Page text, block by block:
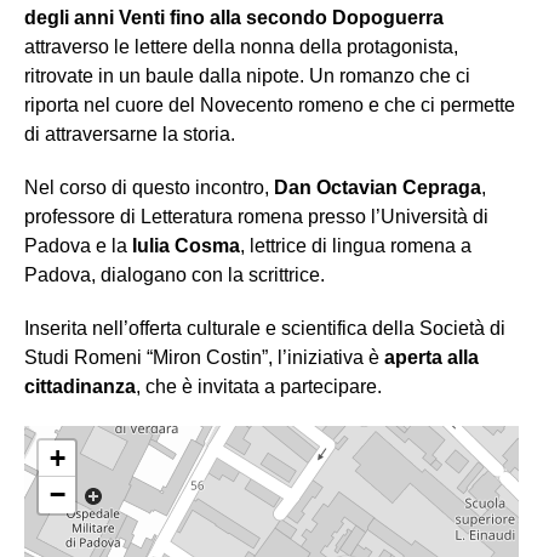
degli anni Venti fino alla secondo Dopoguerra
attraverso le lettere della nonna della protagonista,
ritrovate in un baule dalla nipote. Un romanzo che ci
riporta nel cuore del Novecento romeno e che ci permette
di attraversarne la storia.
Nel corso di questo incontro, Dan Octavian Cepraga,
professore di Letteratura romena presso l’Università di
Padova e la Iulia Cosma, lettrice di lingua romena a
Padova, dialogano con la scrittrice.
Inserita nell’offerta culturale e scientifica della Società di
Studi Romeni “Miron Costin”, l’iniziativa è aperta alla
cittadinanza, che è invitata a partecipare.
+
−